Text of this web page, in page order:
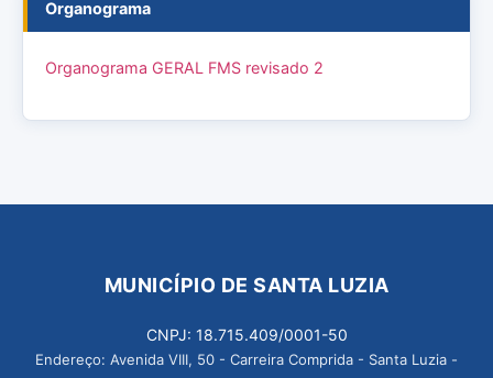
Organograma
Organograma GERAL FMS revisado 2
MUNICÍPIO DE SANTA LUZIA
CNPJ: 18.715.409/0001-50
Endereço: Avenida VIII, 50 - Carreira Comprida - Santa Luzia -